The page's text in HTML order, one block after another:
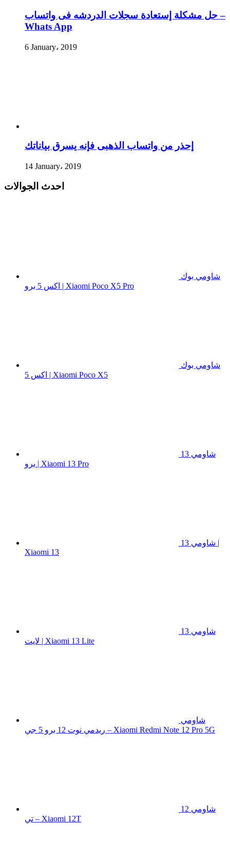
حل مشكلة إستعادة سجلات الدردشه فى واتساب –
Whats App
6 January، 2019
إحذر من واتساب الذهبى فإنه يسرق بياناتك
14 January، 2019
احدث الجوالات
شاومي بوك
اكس 5 برو | Xiaomi Poco X5 Pro
شاومي بوك
اكس 5 | Xiaomi Poco X5
شاومي 13
برو | Xiaomi 13 Pro
شاومي 13 |
Xiaomi 13
شاومي 13
لايت | Xiaomi 13 Lite
شاومي
ريدمي نوت 12 برو 5 جي – Xiaomi Redmi Note 12 Pro 5G
شاومي 12
تي – Xiaomi 12T